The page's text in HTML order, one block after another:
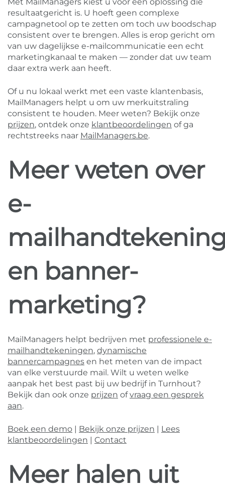
resultaatgericht is. U hoeft geen complexe
campagnetool op te zetten om toch uw boodschap
consistent over te brengen. Alles is erop gericht om
van uw dagelijkse e-mailcommunicatie een echt
marketingkanaal te maken — zonder dat uw team
daar extra werk aan heeft.
Of u nu lokaal werkt met een vaste klantenbasis,
MailManagers helpt u om uw merkuitstraling
consistent te houden. Meer weten? Bekijk onze
prijzen, ontdek onze klantbeoordelingen of ga
rechtstreeks naar MailManagers.be.
Meer weten over
e-
en banner-
marketing?
MailManagers helpt bedrijven met professionele e-
mailhandtekeningen, dynamische
bannercampagnes en het meten van de impact
van elke verstuurde mail. Wilt u weten welke
aanpak het best past bij uw bedrijf in Turnhout?
Bekijk dan ook onze prijzen ofvraag een gesprek
aan.
Boek een demo Bekijk onze prijzen
Lees
klantbeoordelingen
Contact
Meer halen uit